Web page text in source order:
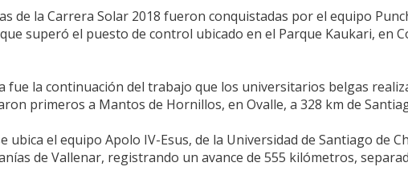
de la Carrera Solar 2018 fueron conquistadas por el equipo
superó el puesto de control ubicado en el Parque Kaukari, en
fue la continuación del trabajo que los universitarios belgas
primeros a Mantos de Hornillos, en Ovalle, a 328 km de
ubica el equipo Apolo IV-Esus, de la Universidad de Santiago de
de Vallenar, registrando un avance de 555 kilómetros,